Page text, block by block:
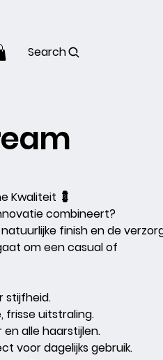
Search
Kwaliteit 💈
combineert?
finish en de
om een casual of
stijfheid.
frisse uitstraling.
alle haarstijlen.
voor dagelijks gebruik.